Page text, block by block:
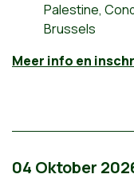
Palestine,
Brussels
Meer info en
04 Oktober